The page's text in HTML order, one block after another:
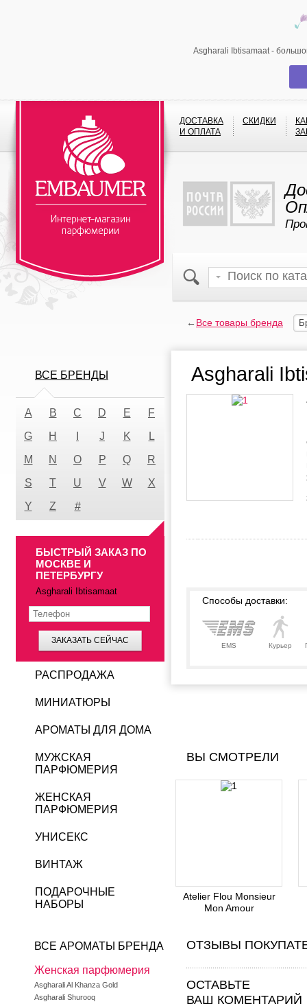
Asgharali Ibtisamaat -
ДОСТАВКА
И ОПЛАТА
СКИДКИ
←Все товары бренда
Asgharali
Способы доставки:
EMS Курьер
ВЫ СМОТРЕЛИ
Atelier Flou Monsieur
Mon Amour
ОТЗЫВЫ
ОСТАВЬТЕ
ВАШ КОМЕНТАРИЙ
ВСЕ БРЕНДЫ
A B C D E
F
G
H J K
L
M
N O P Q
R
S
T U V W
X
Y
Z #
БЫСТРЫЙ ЗАКАЗ ПО
МОСКВЕ И
ПЕТЕРБУРГУ
Asgharali Ibtisamaat
ЗАКАЗАТЬ СЕЙЧАС
РАСПРОДАЖА
МИНИАТЮРЫ
АРОМАТЫ ДЛЯ ДОМА
МУЖСКАЯ
ПАРФЮМЕРИЯ
ЖЕНСКАЯ
ПАРФЮМЕРИЯ
УНИСЕКС
ВИНТАЖ
ПОДАРОЧНЫЕ
НАБОРЫ
ВСЕ АРОМАТЫ БРЕНДА
Женская парфюмерия
Asgharali Al Khanza Gold
Asgharali Shurooq